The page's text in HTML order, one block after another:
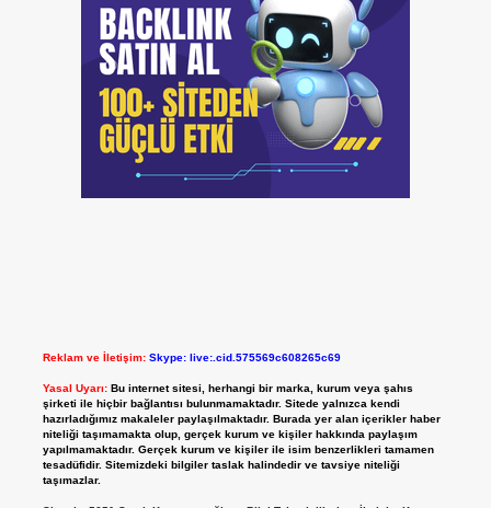
Reklam ve İletişim: Skype: live:.cid.575569c608265c69
Yasal Uyarı: Bu internet sitesi, herhangi bir marka, kurum veya şahıs
şirketi ile hiçbir bağlantısı bulunmamaktadır. Sitede yalnızca kendi
hazırladığımız makaleler paylaşılmaktadır. Burada yer alan içerikler haber
niteliği taşımamakta olup, gerçek kurum ve kişiler hakkında paylaşım
yapılmamaktadır. Gerçek kurum ve kişiler ile isim benzerlikleri tamamen
tesadüfidir. Sitemizdeki bilgiler taslak halindedir ve tavsiye niteliği
taşımazlar.